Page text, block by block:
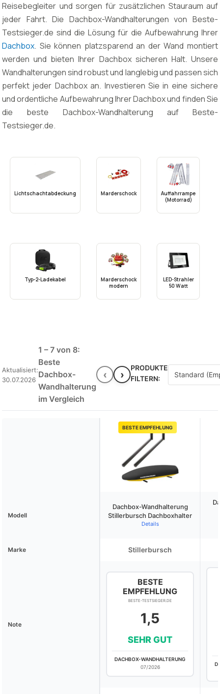
Reisebegleiter und sorgen für zusätzlichen Stauraum auf
jeder Fahrt. Die Dachbox-Wandhalterungen von Beste-
Testsieger.de sind die Lösung für die Aufbewahrung Ihrer
Dachbox. Sie können platzsparend an der Wand montiert
werden und bieten Ihrer Dachbox sicheren Halt. Unsere
Wandhalterungen sind robust und langlebig und passen sich
perfekt jeder Dachbox an. Investieren Sie in eine sichere
und ordentliche Aufbewahrung Ihrer Dachbox und finden Sie
die beste Dachbox-Wandhalterung auf Beste-
Testsieger.de.
Lichtschachtabdeckung Marderschock
Auffahrrampe
(Motorrad)
Typ-2-Ladekabel
Marderschock
modern
LED-Strahler
50 Watt
Aktualisiert:
30.07.2026
1 – 7 von 8:
Beste
Dachbox-
Wandhalterung
im Vergleich
‹ ›
PRODUKTE
FILTERN:
BESTE EMPFEHLUNG
Modell
Dachbox-Wandhalterung
Stillerbursch Dachboxhalter
Details
Marke Stillerbursch
Note
BESTE
EMPFEHLUNG
BESTE-TESTSIEGER.DE
1,5
SEHR GUT
DACHBOX-WANDHALTERUNG
07/2026